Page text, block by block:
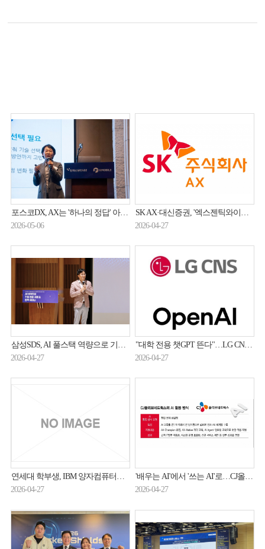
포스코DX, AX는 '하나의 정답' 아니다… 과제별 맞춤형 AI 적용 체계 제안
2026-05-06
SK AX·대신증권, '엑스젠틱와이어 NPO'로 금융인프라 운영 혁신
2026-04-27
삼성SDS, AI 풀스택 역량으로 기업 AI 네이티브 전환 지원
2026-04-27
"대학 전용 챗GPT 뜬다"…LG CNS, 오픈AI와 교육 시장 정조준
2026-04-27
연세대 학부생, IBM 양자컴퓨터로 국제논문
2026-04-27
'배우는 AI'에서 '쓰는 AI'로…CJ올리브네트웍스, 전사 AX 확산
2026-04-27